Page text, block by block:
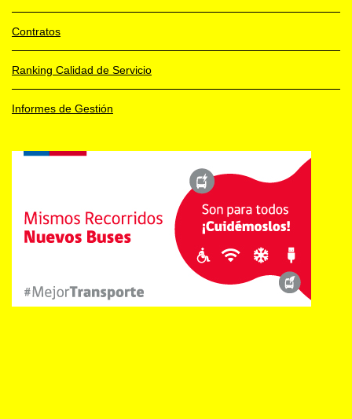
Contratos
Ranking Calidad de Servicio
Informes de Gestión